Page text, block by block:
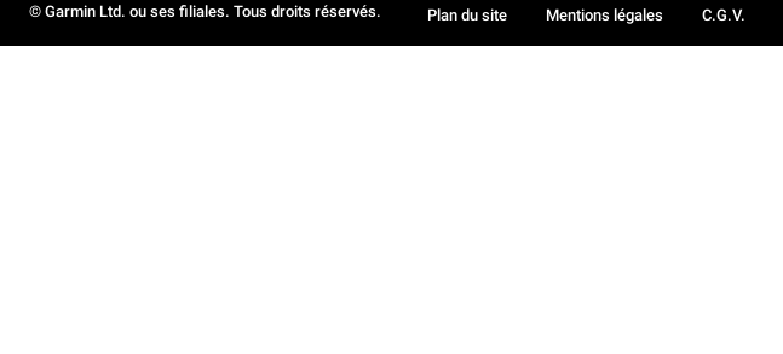
© Garmin Ltd. ou ses filiales. Tous droits réservés. Plan du site Mentions légales C.G.V.